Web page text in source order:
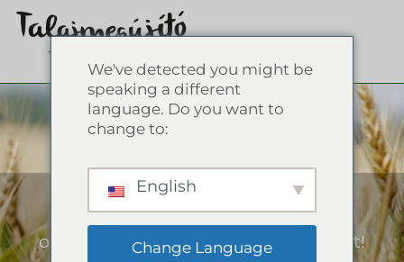
Webshop
Minden, ami a regeneratív
mezőgazdaságról szól: könyvek,
oktatóanyagok a fenntartható jövőért!
We've detected you might be
speaking a different
language. Do you want to
change to:
English
Change Language